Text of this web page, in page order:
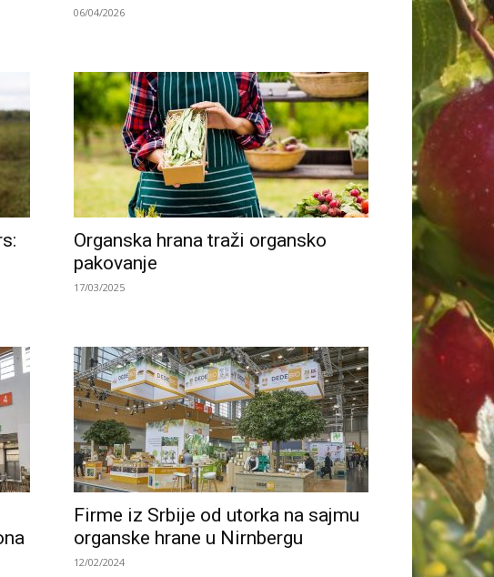
06/04/2026
Organska hrana traži organsko
pakovanje
17/03/2025
Firme iz Srbije od utorka na sajmu
organske hrane u Nirnbergu
12/02/2024